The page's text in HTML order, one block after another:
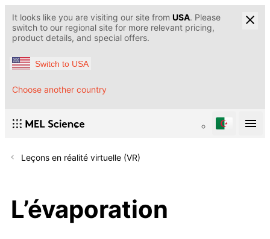
It looks like you are visiting our site from USA. Please
switch to our regional site for more relevant pricing,
product details, and special offers.
Switch to USA
Choose another country
Leçons en réalité virtuelle (VR)
L’évaporation